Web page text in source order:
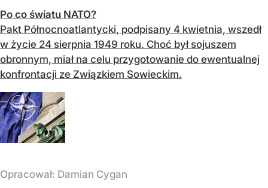
Po co światu NATO?
Pakt Północnoatlantycki, podpisany 4 kwietnia, wszedł
w życie 24 sierpnia 1949 roku. Choć był sojuszem
obronnym, miał na celu przygotowanie do ewentualnej
konfrontacji ze Związkiem Sowieckim.
Opracował: Damian Cygan